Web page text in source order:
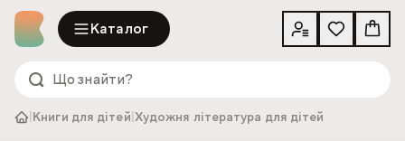
Каталог
Книги для дітей Художня література для дітей